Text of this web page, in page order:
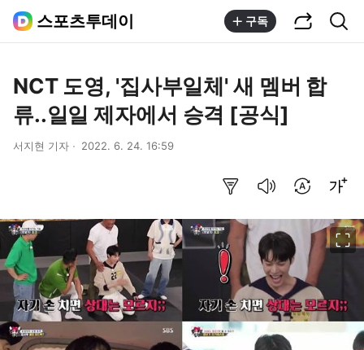
스포츠투데이 구독
NCT 도영, '집사부일체' 새 멤버 합
류..일일 제자에서 승격 [공식]
서지현 기자 2022. 6. 24. 16:59